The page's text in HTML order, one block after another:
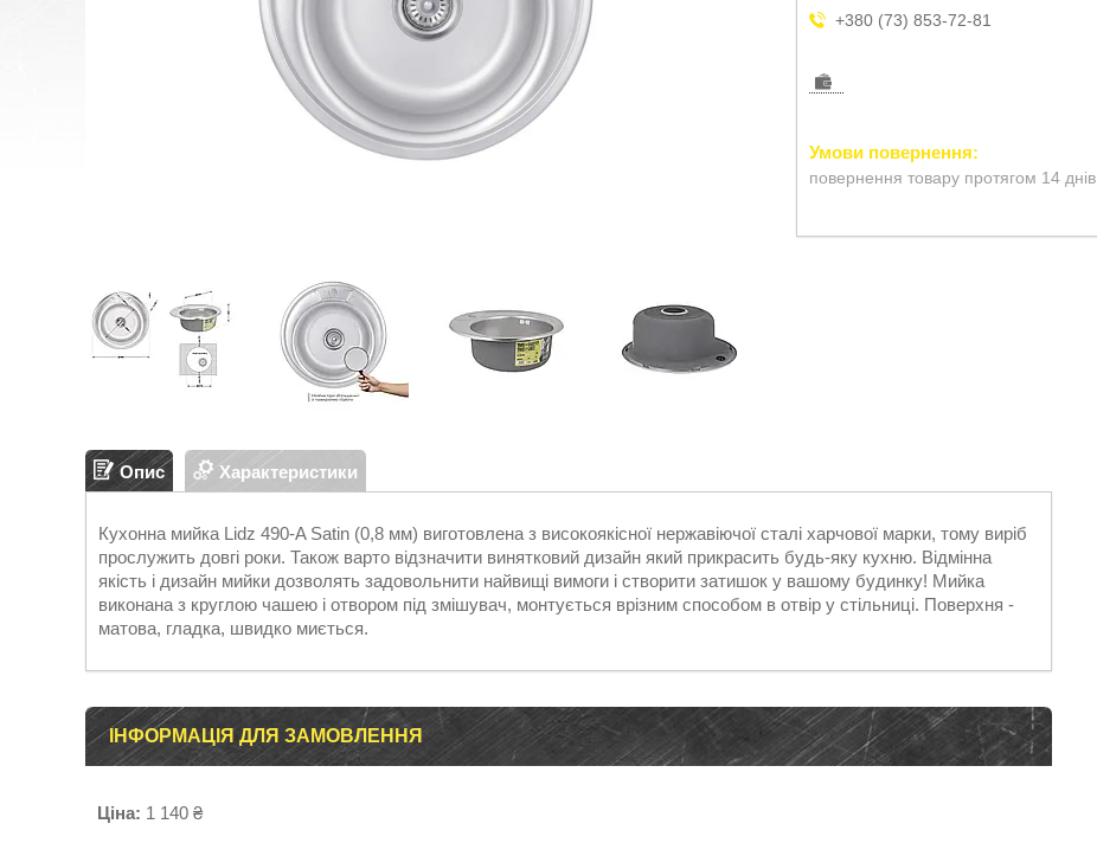
+380 (73) 853-72-81
повернення товару протягом 14 днів
Опис Характеристики
Кухонна мийка Lidz 490-A Satin (0,8 мм) виготовлена з високоякісної нержавіючої сталі харчової марки, тому виріб
прослужить довгі роки. Також варто відзначити винятковий дизайн який прикрасить будь-яку кухню. Відмінна
якість і дизайн мийки дозволять задовольнити найвищі вимоги і створити затишок у вашому будинку! Мийка
виконана з круглою чашею і отвором під змішувач, монтується врізним способом в отвір у стільниці. Поверхня -
матова, гладка, швидко миється.
ІНФОРМАЦІЯ ДЛЯ ЗАМОВЛЕННЯ
Ціна: 1 140 ₴